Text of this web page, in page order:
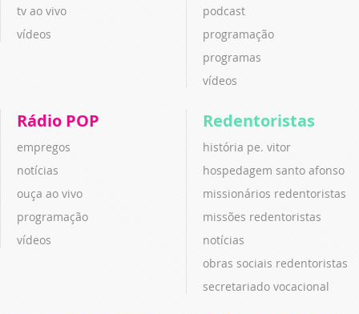
tv ao vivo
vídeos
podcast
programação
programas
vídeos
Rádio POP
empregos
notícias
ouça ao vivo
programação
vídeos
Redentoristas
história pe. vitor
hospedagem santo afonso
missionários redentoristas
missões redentoristas
notícias
obras sociais redentoristas
secretariado vocacional